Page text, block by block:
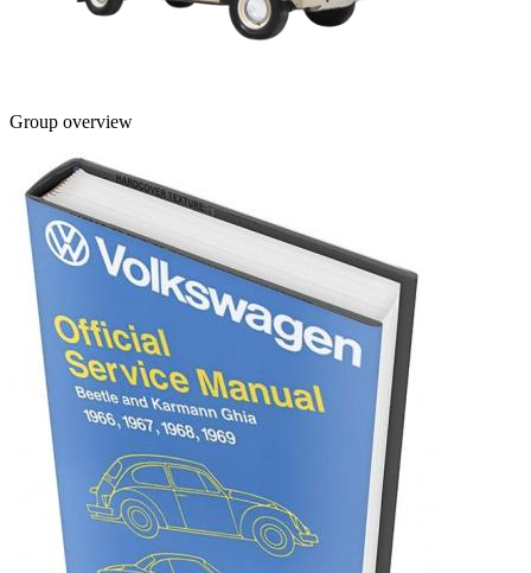
Group overview